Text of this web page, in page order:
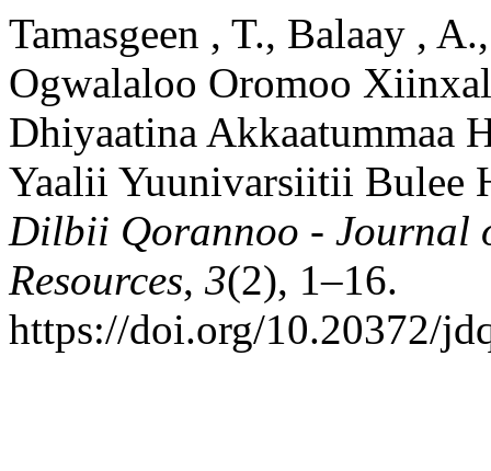
Tamasgeen , T., Balaay ,
Ogwalaloo Oromoo
Dhiyaatina Akkaatummaa
Yaalii Yuunivarsiitii Bulee
Dilbii Qorannoo - Journal
Resources, 3(2), 1–16.
https://doi.org/10.20372/